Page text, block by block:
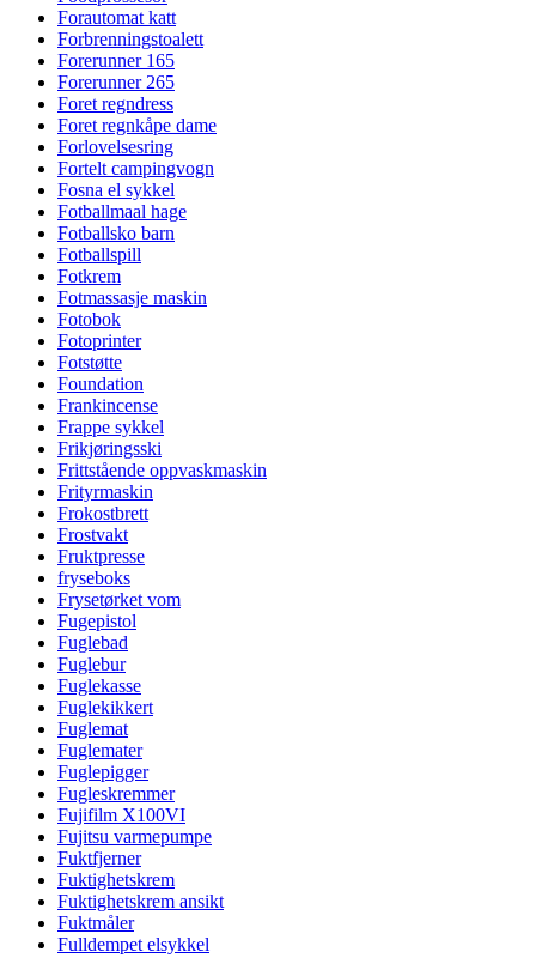
Forautomat katt
Forbrenningstoalett
Forerunner 165
Forerunner 265
Foret regndress
Foret regnkåpe dame
Forlovelsesring
Fortelt campingvogn
Fosna el sykkel
Fotballmaal hage
Fotballsko barn
Fotballspill
Fotkrem
Fotmassasje maskin
Fotobok
Fotoprinter
Fotstøtte
Foundation
Frankincense
Frappe sykkel
Frikjøringsski
Frittstående oppvaskmaskin
Frityrmaskin
Frokostbrett
Frostvakt
Fruktpresse
fryseboks
Frysetørket vom
Fugepistol
Fuglebad
Fuglebur
Fuglekasse
Fuglekikkert
Fuglemat
Fuglemater
Fuglepigger
Fugleskremmer
Fujifilm X100VI
Fujitsu varmepumpe
Fuktfjerner
Fuktighetskrem
Fuktighetskrem ansikt
Fuktmåler
Fulldempet elsykkel